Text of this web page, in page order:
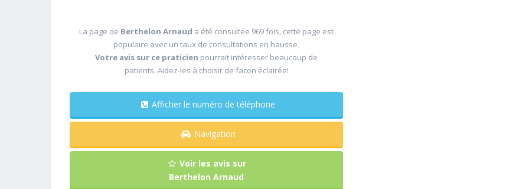
La page de Berthelon Arnaud a été consultée 969 fois, cette page est
populaire avec un taux de consultations en hausse.
Votre avis sur ce praticien pourrait intéresser beaucoup de
patients. Aidez-les à choisir de facon éclairée!
Afficher le numéro de téléphone
Navigation
Voir les avis sur
Berthelon Arnaud